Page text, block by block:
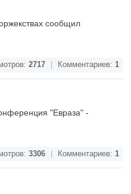
сообщил
2717 Комментариев: 1
"Евраза" -
3306 Комментариев: 1